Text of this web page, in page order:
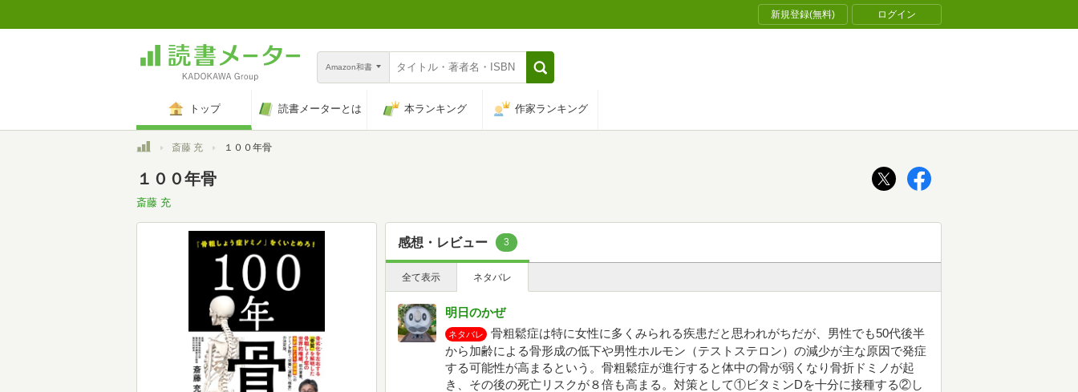
新規登録(無料) ログイン
Amazon和書
トップ 読書メーターとは 本ランキング 作家ランキング
トップ斎藤 充 １００年骨
１００年骨
斎藤 充
感想・レビュー 3
全て表示 ネタバレ
明日のかぜ
ネタバレ
骨粗鬆症は特に女性に多くみられる疾患だと思われがちだが、男性でも50代後半
から加齢による骨形成の低下や男性ホルモン（テストステロン）の減少が主な原因で発症
する可能性が高まるという。骨粗鬆症が進行すると体中の骨が弱くなり骨折ドミノが起
き、その後の死亡リスクが８倍も高まる。対策として①ビタミンDを十分に接種する②し